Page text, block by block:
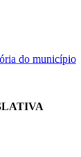
do município